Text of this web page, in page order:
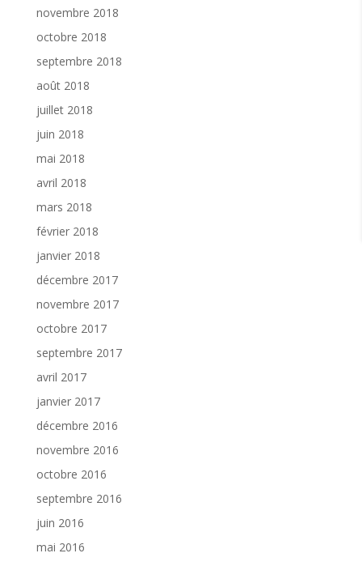
novembre 2018
octobre 2018
septembre 2018
août 2018
juillet 2018
juin 2018
mai 2018
avril 2018
mars 2018
février 2018
janvier 2018
décembre 2017
novembre 2017
octobre 2017
septembre 2017
avril 2017
janvier 2017
décembre 2016
novembre 2016
octobre 2016
septembre 2016
juin 2016
mai 2016